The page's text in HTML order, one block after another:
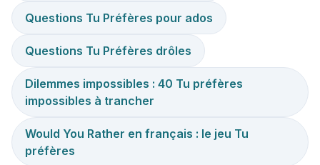
Questions Tu Préfères pour ados
Questions Tu Préfères drôles
Dilemmes impossibles : 40 Tu préfères
impossibles à trancher
Would You Rather en français : le jeu Tu
préfères